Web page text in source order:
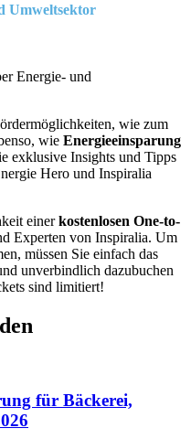
Umweltsektor
Energie- und
wie zum
wie Energieeinsparung
exklusive Insights und Tipps
Hero und Inspiralia
einerkostenlosen One-to-
Experten von Inspiralia. Um
müssen Sie einfach das
unverbindlich dazubuchen
sind limitiert!
für Bäckerei,